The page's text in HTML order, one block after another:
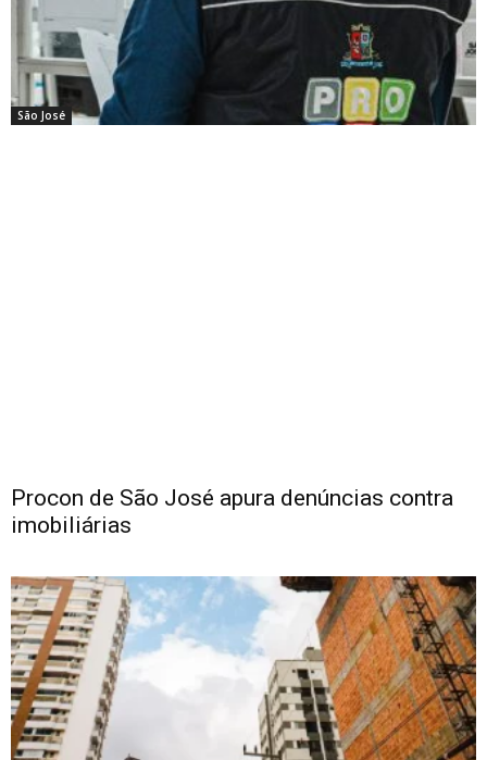
São José
Procon de São José apura denúncias contra
imobiliárias